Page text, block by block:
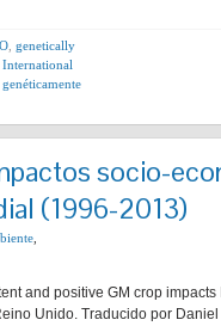
genetically
International
socio-
(1996-2013)
and positive GM crop
Unido. Traducido por